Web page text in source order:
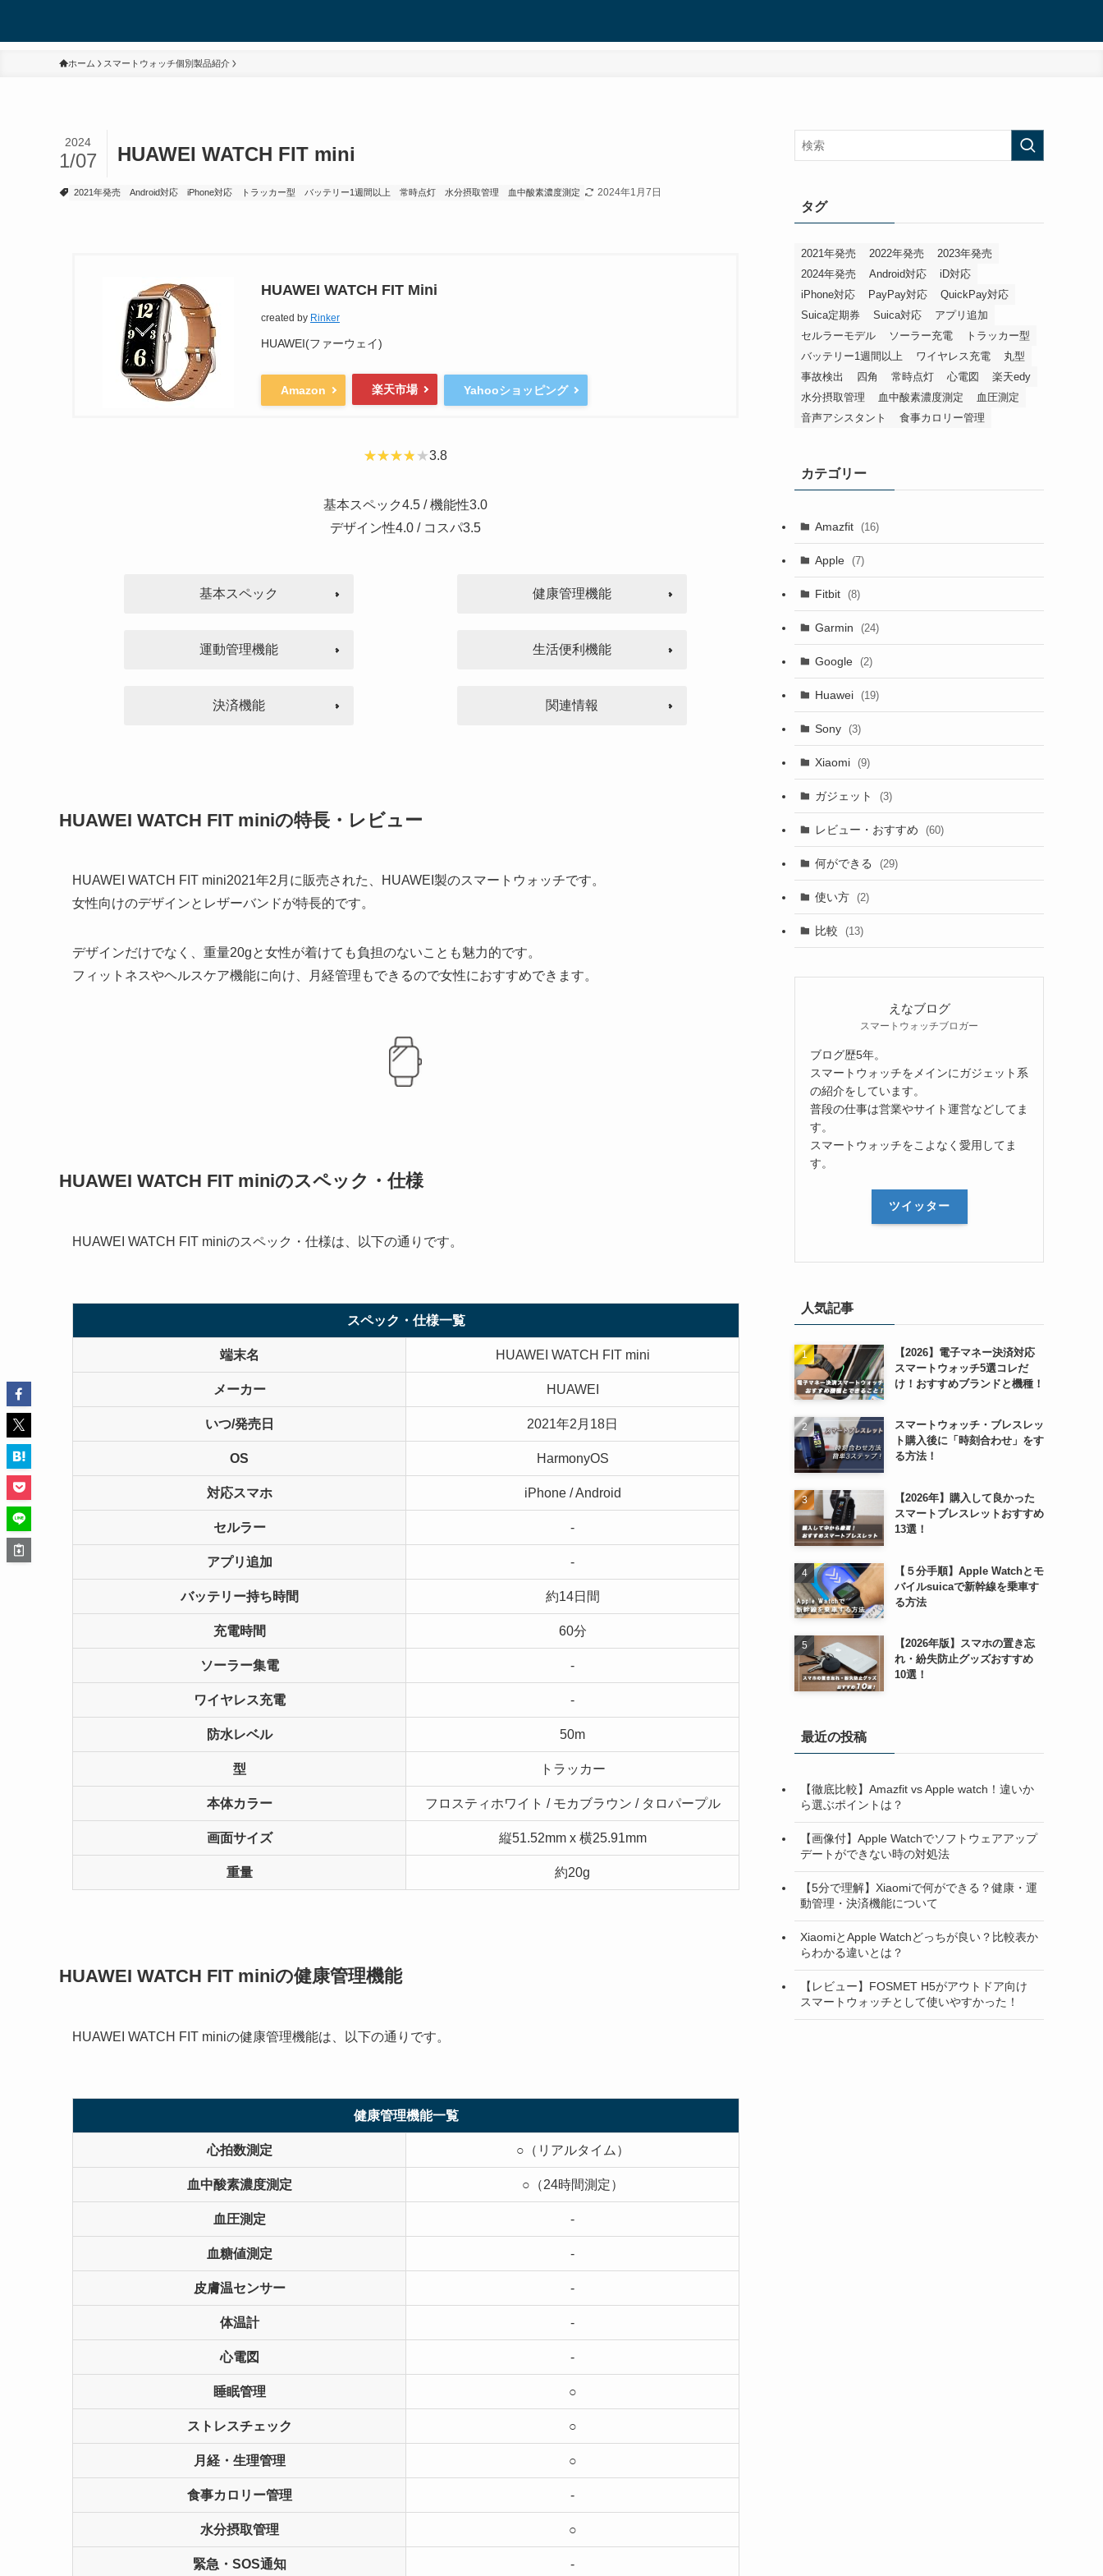
ホーム スマートウォッチ個別製品紹介
HUAWEI WATCH FIT mini
2024
1/07
2021年発売 Android対応 iPhone対応 トラッカー型 バッテリー1週間以上 常時点灯 水分摂取管理 血中酸素濃度測定 2024年1月7日
HUAWEI WATCH FIT Mini
created by Rinker
HUAWEI(ファーウェイ)
Amazon 楽天市場 Yahooショッピング
3.8
基本スペック4.5 / 機能性3.0
デザイン性4.0 / コスパ3.5
基本スペック 健康管理機能
運動管理機能 生活便利機能
決済機能 関連情報
HUAWEI WATCH FIT miniの特長・レビュー
HUAWEI WATCH FIT mini2021年2月に販売された、HUAWEI製のスマートウォッチです。
女性向けのデザインとレザーバンドが特長的です。
デザインだけでなく、重量20gと女性が着けても負担のないことも魅力的です。
フィットネスやヘルスケア機能に向け、月経管理もできるので女性におすすめできます。
HUAWEI WATCH FIT miniのスペック・仕様
HUAWEI WATCH FIT miniのスペック・仕様は、以下の通りです。
スペック・仕様一覧
端末名 HUAWEI WATCH FIT mini
メーカー HUAWEI
いつ/発売日 2021年2月18日
OS HarmonyOS
対応スマホ iPhone / Android
セルラー -
アプリ追加 -
バッテリー持ち時間 約14日間
充電時間 60分
ソーラー集電 -
ワイヤレス充電 -
防水レベル 50m
型 トラッカー
本体カラー フロスティホワイト / モカブラウン / タロパープル
画面サイズ 縦51.52mm x 横25.91mm
重量 約20g
HUAWEI WATCH FIT miniの健康管理機能
HUAWEI WATCH FIT miniの健康管理機能は、以下の通りです。
健康管理機能一覧
心拍数測定 ○（リアルタイム）
血中酸素濃度測定 ○（24時間測定）
血圧測定 -
血糖値測定 -
皮膚温センサー -
体温計 -
心電図 -
睡眠管理 ○
ストレスチェック ○
月経・生理管理 ○
食事カロリー管理 -
水分摂取管理 ○
緊急・SOS通知 -
タグ
2021年発売 2022年発売
2023年発売
2024年発売
Android対応
iD対応
iPhone対応
PayPay対応
QuickPay対応
Suica定期券
Suica対応
アプリ追加
セルラーモデル
ソーラー充電
トラッカー型
バッテリー1週間以上
ワイヤレス充電
丸型
事故検出
四角 常時点灯 心電図
楽天edy
水分摂取管理
血中酸素濃度測定
血圧測定
音声アシスタント
食事カロリー管理
カテゴリー
Amazfit (16)
Apple (7)
Fitbit (8)
Garmin (24)
Google (2)
Huawei (19)
Sony (3)
Xiaomi (9)
ガジェット (3)
レビュー・おすすめ (60)
何ができる (29)
使い方 (2)
比較 (13)
えなブログ
スマートウォッチブロガー
ブログ歴5年。
スマートウォッチをメインにガジェット系
の紹介をしています。
普段の仕事は営業やサイト運営などしてま
す。
スマートウォッチをこよなく愛用してま
す。
ツイッター
人気記事
【2026】電子マネー決済対応
スマートウォッチ5選コレだ
け！おすすめブランドと機種！
スマートウォッチ・ブレスレッ
ト購入後に「時刻合わせ」をす
る方法！
【2026年】購入して良かった
スマートブレスレットおすすめ
13選！
【５分手順】Apple Watchとモ
バイルsuicaで新幹線を乗車す
る方法
【2026年版】スマホの置き忘
れ・紛失防止グッズおすすめ
10選！
最近の投稿
【徹底比較】Amazfit vs Apple watch！違いか
ら選ぶポイントは？
【画像付】Apple Watchでソフトウェアアップ
デートができない時の対処法
【5分で理解】Xiaomiで何ができる？健康・運
動管理・決済機能について
XiaomiとApple Watchどっちが良い？比較表か
らわかる違いとは？
【レビュー】FOSMET H5がアウトドア向け
スマートウォッチとして使いやすかった！